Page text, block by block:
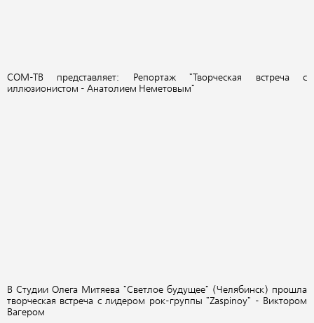
СОМ-ТВ представляет: Репортаж "Творческая встреча с
иллюзионистом - Анатолием Неметовым"
В Студии Олега Митяева "Светлое будущее" (Челябинск) прошла
творческая встреча с лидером рок-группы "Zaspinoy" - Виктором
Вагером